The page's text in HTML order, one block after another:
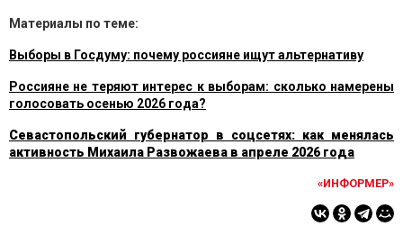
Материалы по теме:
Выборы в Госдуму: почему россияне ищут альтернативу
Россияне не теряют интерес к выборам: сколько намерены
голосовать осенью 2026 года?
Севастопольский губернатор в соцсетях: как менялась
активность Михаила Развожаева в апреле 2026 года
«ИНФОРМЕР»